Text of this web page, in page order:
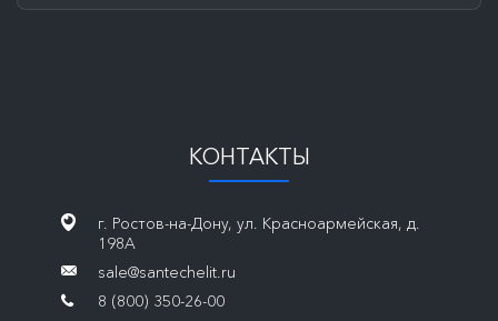
КОНТАКТЫ
г. Ростов-на-Дону, ул. Красноармейская, д.
198А
sale@santechelit.ru
8 (800) 350-26-00